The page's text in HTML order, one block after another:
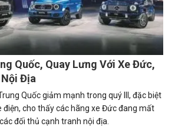
Quốc, Quay Lưng Với Xe Đức,
Nội Địa
Quốc giảm mạnh trong quý III, đặc biệt
điện, cho thấy các hãng xe Đức đang mất
đối thủ cạnh tranh nội địa.